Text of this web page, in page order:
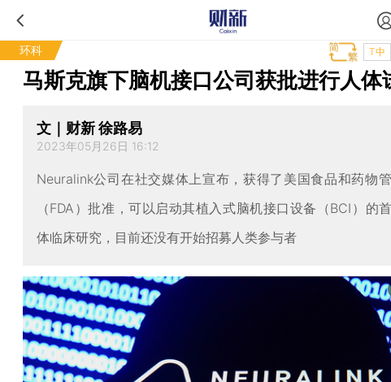
环科 T中
马斯克旗下脑机接口公司获批进行人体
文｜财新 徐路易
2023年05月26日 16:12
Neuralink公司在社交媒体上宣布，获得了美国食品和药物
（FDA）批准，可以启动其植入式脑机接口设备（BCI）的
体临床研究，目前还没有开始招募人类参与者